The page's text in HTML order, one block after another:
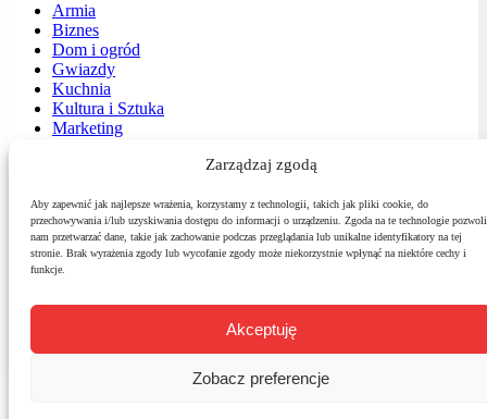
Zarządzaj zgodą
Aby zapewnić jak najlepsze wrażenia, korzystamy z technologii, takich jak pliki cookie, do
przechowywania i/lub uzyskiwania dostępu do informacji o urządzeniu. Zgoda na te technologie pozwoli
nam przetwarzać dane, takie jak zachowanie podczas przeglądania lub unikalne identyfikatory na tej
stronie. Brak wyrażenia zgody lub wycofanie zgody może niekorzystnie wpłynąć na niektóre cechy i
funkcje.
Akceptuję
Zobacz preferencje
Armia
Biznes
Dom i ogród
Gwiazdy
Kuchnia
Kultura i Sztuka
Marketing
Podróże
Polityka
Sport
Środowisko
Technologie